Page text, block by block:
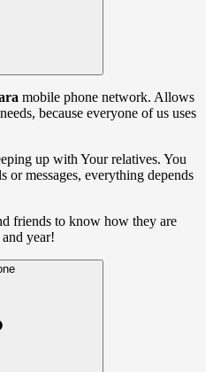
mobile phone network. Allows
because everyone of us uses
up with Your relatives. You
or messages, everything depends
friends to know how they are
year!